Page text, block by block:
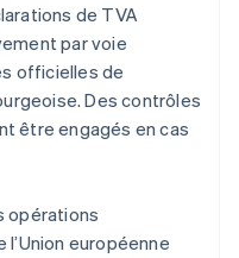
de TVA
par voie
officielles de
Des contrôles
être engagés en cas
opérations
européenne